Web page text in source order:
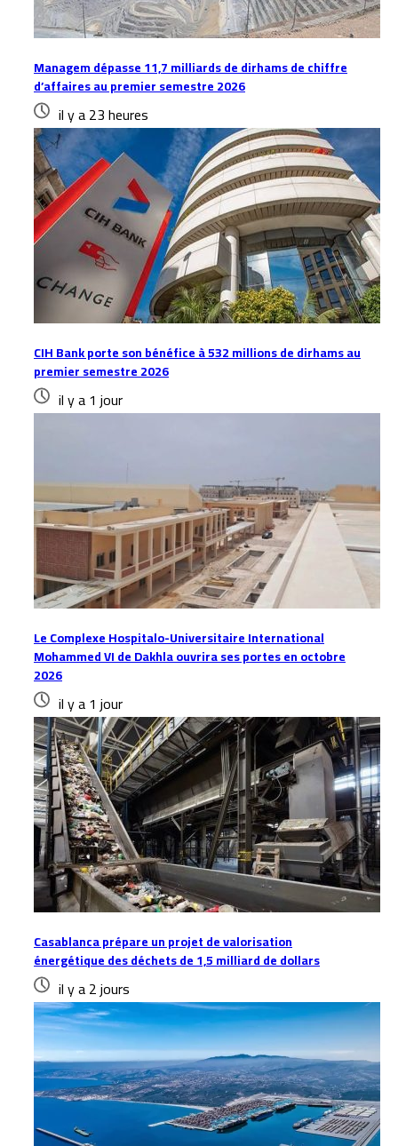
Managem dépasse 11,7 milliards de dirhams de chiffre
d’affaires au premier semestre 2026
il y a 23 heures
CIH Bank porte son bénéfice à 532 millions de dirhams au
premier semestre 2026
il y a 1 jour
Le Complexe Hospitalo-Universitaire International
Mohammed VI de Dakhla ouvrira ses portes en octobre
2026
il y a 1 jour
Casablanca prépare un projet de valorisation
énergétique des déchets de 1,5 milliard de dollars
il y a 2 jours